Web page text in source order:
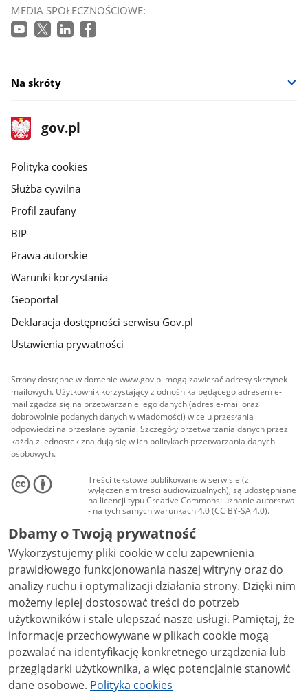
MEDIA SPOŁECZNOŚCIOWE:
Na skróty
stopka
gov.pl
Strona
gov.pl
gov.pl
Polityka cookies
Służba cywilna
Profil zaufany
BIP
Prawa autorskie
Warunki korzystania
Geoportal
Deklaracja dostępności serwisu Gov.pl
Ustawienia prywatności
Strony dostępne w domenie www.gov.pl mogą zawierać adresy skrzynek
mailowych. Użytkownik korzystający z odnośnika będącego adresem e-
mail zgadza się na przetwarzanie jego danych (adres e-mail oraz
dobrowolnie podanych danych w wiadomości) w celu przesłania
odpowiedzi na przesłane pytania. Szczegóły przetwarzania danych przez
każdą z jednostek znajdują się w ich politykach przetwarzania danych
osobowych.
Treści tekstowe publikowane w serwisie (z
wyłączeniem treści audiowizualnych), są udostępniane
na licencji typu Creative Commons: uznanie autorstwa
- na tych samych warunkach 4.0 (CC BY-SA 4.0).
Materiały audiowizualne, w tym zdjęcia, materiały
audio i wideo, są udostępniane na licencji typu
Creative Commons: uznanie autorstwa użycie
niekomercyjne - bez utworów zależnych 4.0 (CC BY-
NC-ND 4.0), o ile nie jest to stwierdzone inaczej.
Dbamy o Twoją prywatność
Wykorzystujemy pliki cookie w celu zapewnienia
prawidłowego funkcjonowania naszej witryny oraz do
analizy ruchu i optymalizacji działania strony. Dzięki nim
możemy lepiej dostosować treści do potrzeb
użytkowników i stale ulepszać nasze usługi. Pamiętaj, że
informacje przechowywane w plikach cookie mogą
pozwalać na identyfikację konkretnego urządzenia lub
przeglądarki użytkownika, a więc potencjalnie stanowić
dane osobowe. Polityka cookies